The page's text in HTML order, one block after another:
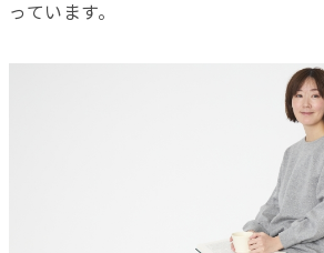
っています。